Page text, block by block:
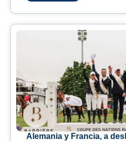
Alemania y Francia, a